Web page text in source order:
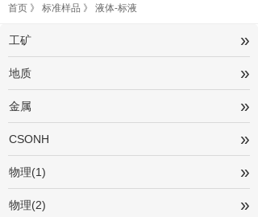
首页 》 标准样品 》 液体-标液
工矿 »
地质 »
金属 »
CSONH »
物理(1) »
物理(2) »